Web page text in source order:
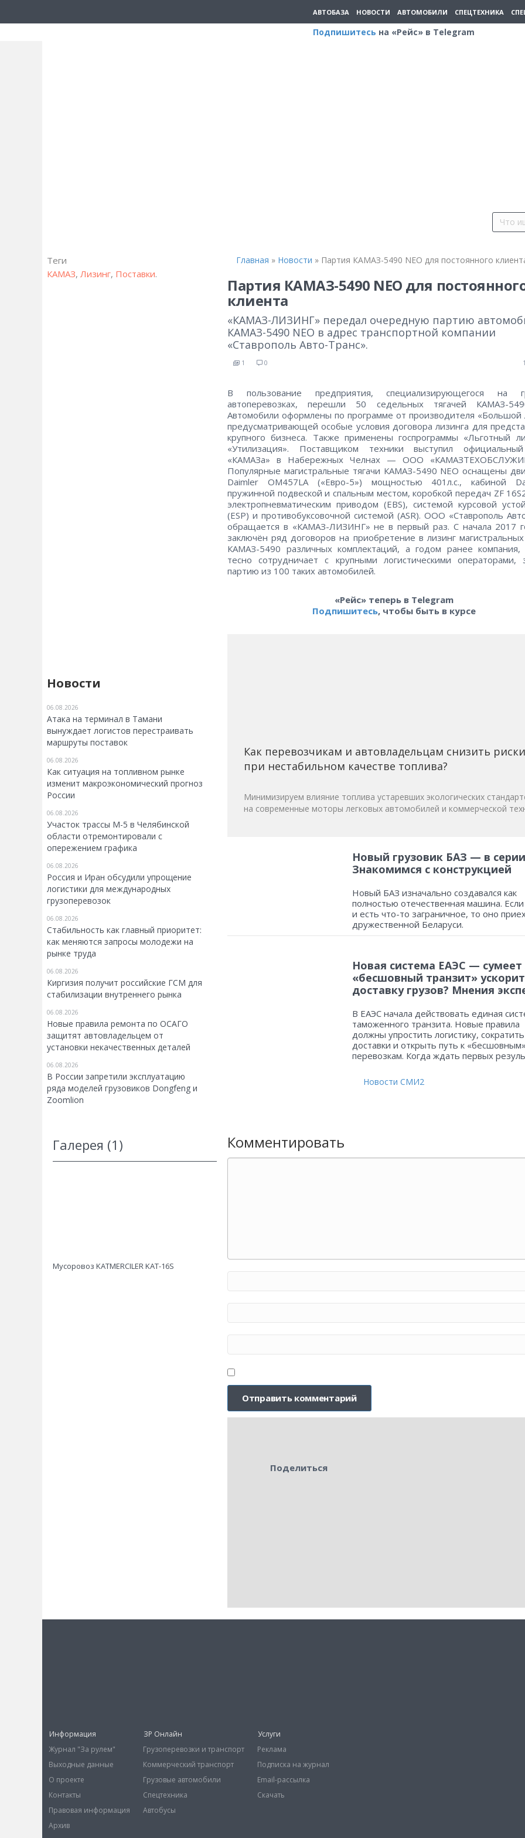
АВТОБАЗА НОВОСТИ АВТОМОБИЛИ СПЕЦТЕХНИКА
Подпишитесь на «Рейс» в Telegram
Теги
КАМАЗ, Лизинг, Поставки.
Новости
06.08.2026
Атака на терминал в Тамани
вынуждает логистов перестраивать
маршруты поставок
06.08.2026
Как ситуация на топливном рынке
изменит макроэкономический прогноз
России
06.08.2026
Участок трассы М-5 в Челябинской
области отремонтировали с
опережением графика
06.08.2026
Россия и Иран обсудили упрощение
логистики для международных
грузоперевозок
06.08.2026
Стабильность как главный приоритет:
как меняются запросы молодежи на
рынке труда
06.08.2026
Киргизия получит российские ГСМ для
стабилизации внутреннего рынка
06.08.2026
Новые правила ремонта по ОСАГО
защитят автовладельцем от
установки некачественных деталей
06.08.2026
В России запретили эксплуатацию
ряда моделей грузовиков Dongfeng и
Zoomlion
Галерея (1)
Мусоровоз KATMERCILER KAT-16S
Главная » Новости » Партия КАМАЗ-5490 NEO для постоянного
Партия КАМАЗ-5490 NEO для
клиента
«КАМАЗ-ЛИЗИНГ» передал очередную партию
КАМАЗ-5490 NEO в адрес транспортной компании
«Ставрополь Авто-Транс».
1 0
В пользование предприятия, специализирующегося на
автоперевозках, перешли 50 седельных тягачей КАМАЗ-
Автомобили оформлены по программе от производителя «Большой
предусматривающей особые условия договора лизинга для
крупного бизнеса. Также применены госпрограммы «Льготный
«Утилизация». Поставщиком техники выступил
«КАМАЗа» в Набережных Челнах — ООО
Популярные магистральные тягачи КАМАЗ-5490 NEO оснащены
Daimler OM457LA («Евро-5») мощностью 401л.с., кабиной
пружинной подвеской и спальным местом, коробкой передач ZF
электропневматическим приводом (EBS), системой курсовой
(ESP) и противобуксовочной системой (ASR). ООО «Ставрополь
обращается в «КАМАЗ-ЛИЗИНГ» не в первый раз. С начала 2017
заключён ряд договоров на приобретение в лизинг магистральных
КАМАЗ-5490 различных комплектаций, а годом ранее компания,
тесно сотрудничает с крупными логистическими операторами,
партию из 100 таких автомобилей.
«Рейс» теперь в Telegram
Подпишитесь, чтобы быть в курсе
Как перевозчикам и автовладельцам снизить риски
при нестабильном качестве топлива?
Минимизируем влияние топлива устаревших экологических
на современные моторы легковых автомобилей и коммерческой
Новый грузовик БАЗ — в
Знакомимся с конструкцией
Новый БАЗ изначально создавался как
полностью отечественная машина.
и есть что-то заграничное, то оно
дружественной Беларуси.
Новая система ЕАЭС — сумеет
«бесшовный транзит»
доставку грузов? Мнения
В ЕАЭС начала действовать единая
таможенного транзита. Новые правила
должны упростить логистику,
доставки и открыть путь к «бесшовным»
перевозкам. Когда ждать первых
Новости СМИ2
Комментировать
Поделиться
Информация
Журнал "За рулем"
Выходные данные
О проекте
Контакты
Правовая информация
Архив
ЗР Онлайн
Грузоперевозки и транспорт
Коммерческий транспорт
Грузовые автомобили
Спецтехника
Автобусы
Услуги
Реклама
Подписка на журнал
Email-рассылка
Скачать